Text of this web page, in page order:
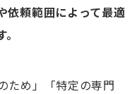
依頼範囲によって最適
ため」「特定の専門